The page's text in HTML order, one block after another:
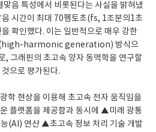
음 특성에서 비롯된다는 사실을 밝혀냈
음 시간이 최대 70펨토초(fs, 1조분의1초
확인했다. 이는 일반적으로 매우 강한
(high-harmonic generation) 방식으
, 그래핀의 초고속 양자 동역학을 연구할
으로 평가된다.
학 현상을 이용해 초고속 전자 움직임을
플랫폼을 제공함과 동시에 ▲미래 광통
(AI) 연산 ▲초고속 정보 처리 기술 개발